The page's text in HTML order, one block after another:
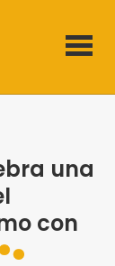
una
con